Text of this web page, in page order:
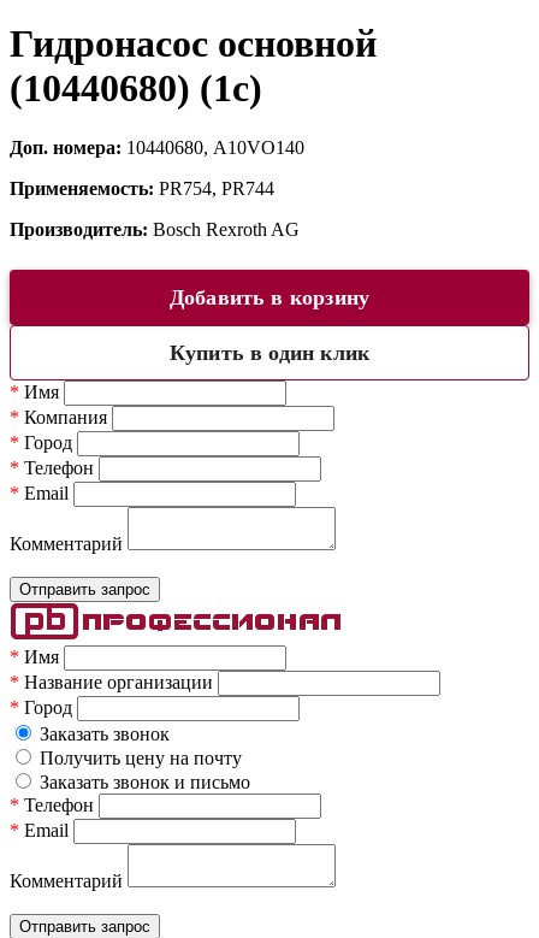
Гидронасос основной
(10440680) (1c)
Доп. номера: 10440680, A10VO140
Применяемость: PR754, PR744
Производитель: Bosch Rexroth AG
Добавить в корзину
Купить в один клик
* Имя
* Компания
* Город
* Телефон
* Email
Комментарий
* Имя
* Название организации
* Город
Заказать звонок
Получить цену на почту
Заказать звонок и письмо
* Телефон
* Email
Комментарий